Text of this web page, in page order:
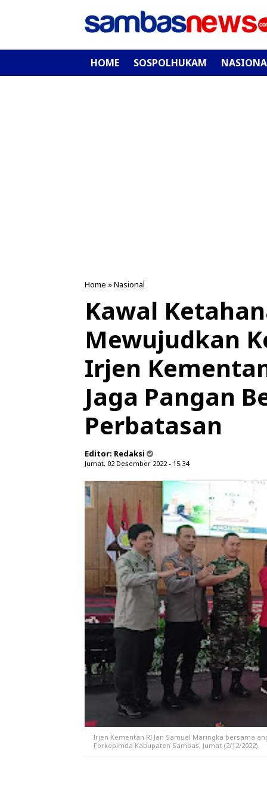
HOME SOSPOLHUKAM
Home »Nasional
Kawal
Mewujudkan
Irjen
Jaga Pangan
Perbatasan
Editor: Redaksi
Jumat, 02 Desember 2022 - 15.34
Irjen Kementan RI Jan Samuel Maringka bersama
Forkopimda Kabupaten Sambas, Jumat (2/12/2022).